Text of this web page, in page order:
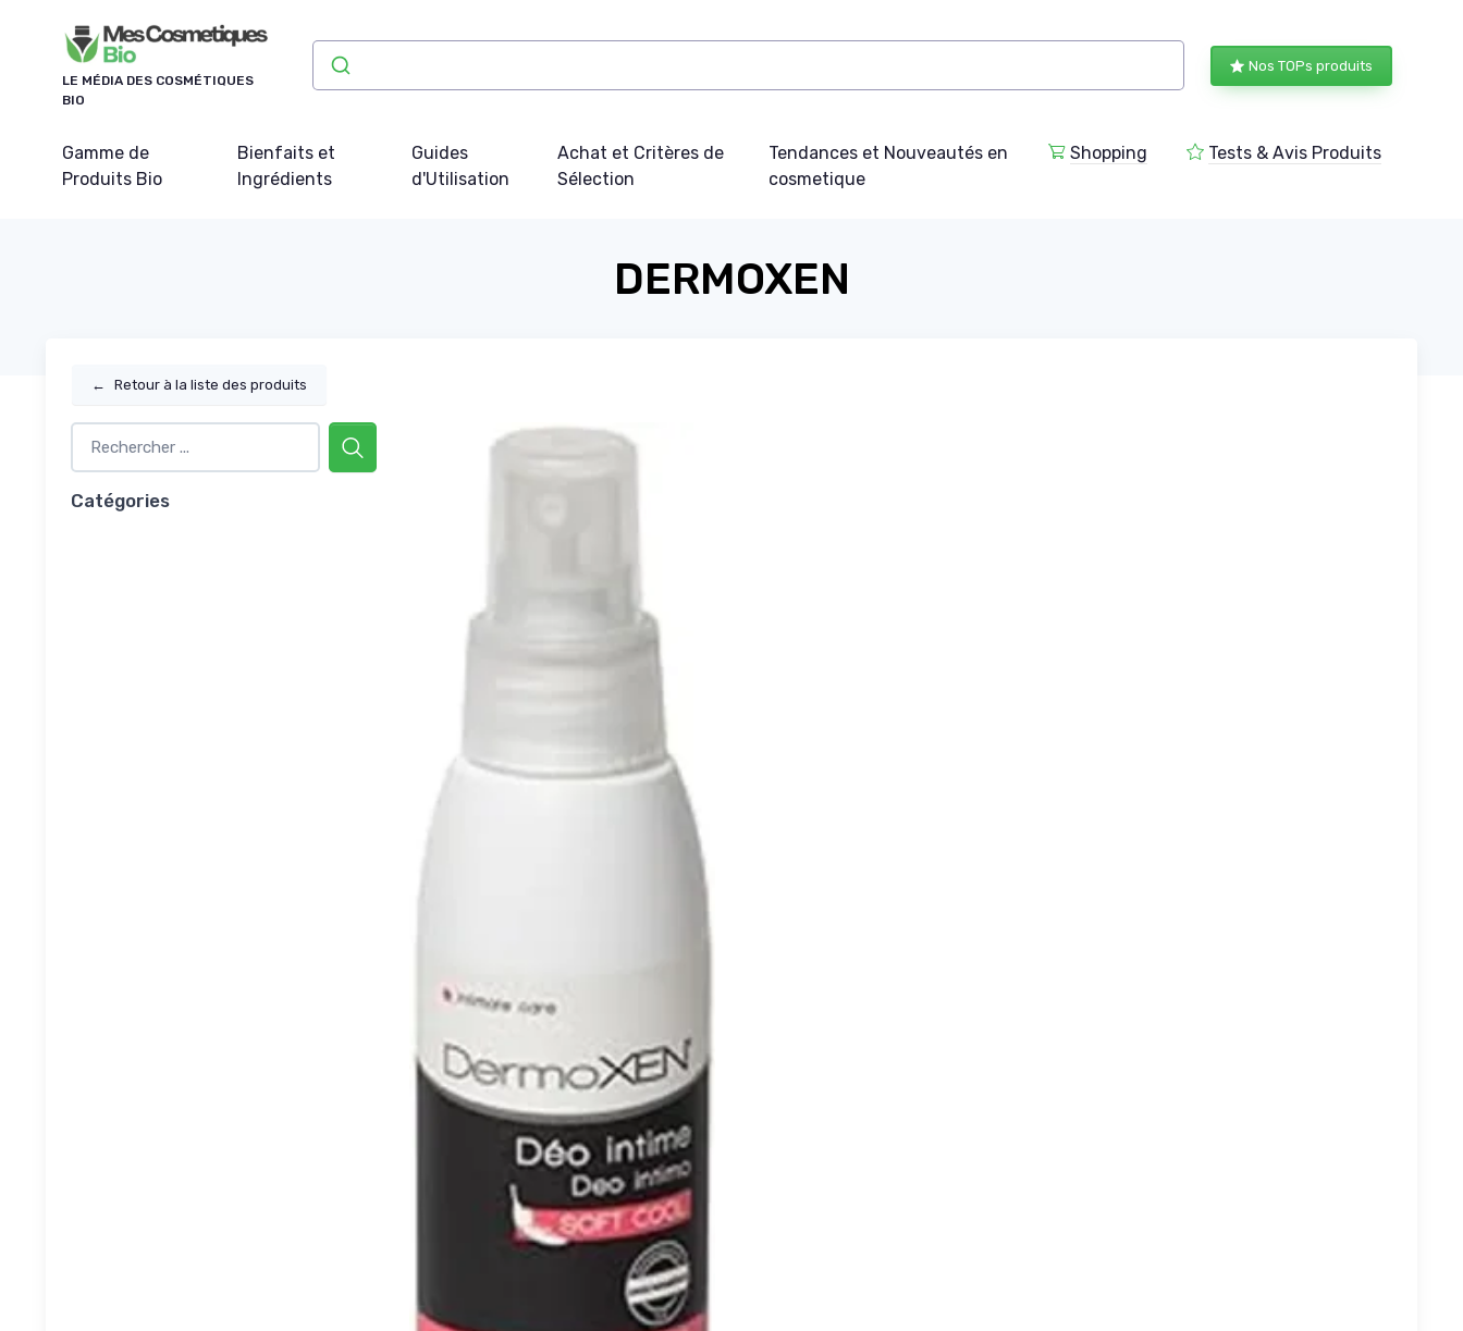
LE MÉDIA DES COSMÉTIQUES
BIO
Nos TOPs produits
Gamme de
Produits Bio
Bienfaits et
Ingrédients
Guides
d'Utilisation
Achat et Critères de
Sélection
Tendances et Nouveautés en
cosmetique
Shopping Tests & Avis Produits
DERMOXEN
← Retour à la liste des produits
Catégories